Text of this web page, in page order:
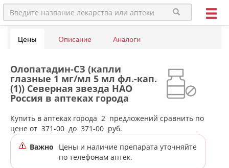
Цены Описание Аналоги
Олопатадин-СЗ (капли
глазные 1 мг/мл 5 мл фл.-кап.
(1)) Северная звезда НАО
Россия в аптеках города
Купить в аптеках города 2 предложений сравнить по
цене от 371-00 до 371-00 руб.
Важно
Цены и наличие препарата уточняйте
по телефонам аптек.